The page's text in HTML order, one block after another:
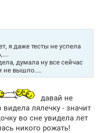
я даже тесты не успела
думала ну все сейчас
не вышло.....
давай не
видела лялечку - значит
во сне увидела лет
никого рожать!